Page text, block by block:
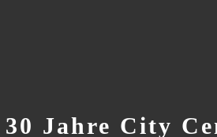
30 Jahre City